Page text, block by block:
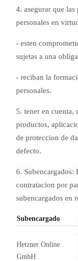
4. asegurar que las
personales en
- esten
sujetas a una
- reciban la
personales.
5. tener en cuenta,
productos,
de proteccion de
defecto.
6. Subencargados:
contratacion por
subencargados en
Subencargado
Hetzner Online
GmbH